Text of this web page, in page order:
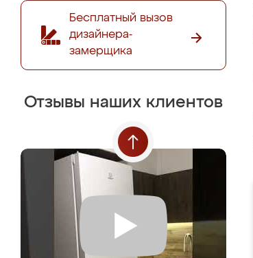
Бесплатный вызов
дизайнера-
замерщика
Отзывы наших клиентов